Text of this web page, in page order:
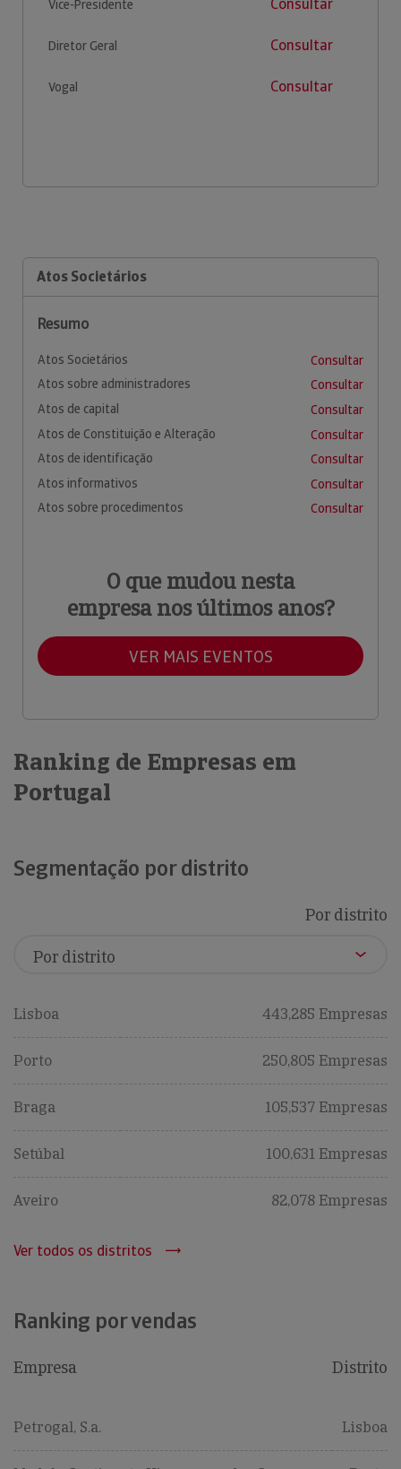
Vice-Presidente Consultar
Diretor Geral Consultar
Vogal Consultar
Atos Societários
Resumo
Atos Societários
Consultar
Atos sobre administradores
Consultar
Atos de capital
Consultar
Atos de Constituição e Alteração
Consultar
Atos de identificação
Consultar
Atos informativos
Consultar
Atos sobre procedimentos
Consultar
O que mudou nesta
empresa nos últimos anos?
VER MAIS EVENTOS
Ranking de Empresas em
Portugal
Segmentação por distrito
Por distrito
Lisboa 443,285 Empresas
Porto 250,805 Empresas
Braga 105,537 Empresas
Setúbal 100,631 Empresas
Aveiro 82,078 Empresas
Ver todos os distritos
Ranking por vendas
Empresa Distrito
Petrogal, S.a. Lisboa